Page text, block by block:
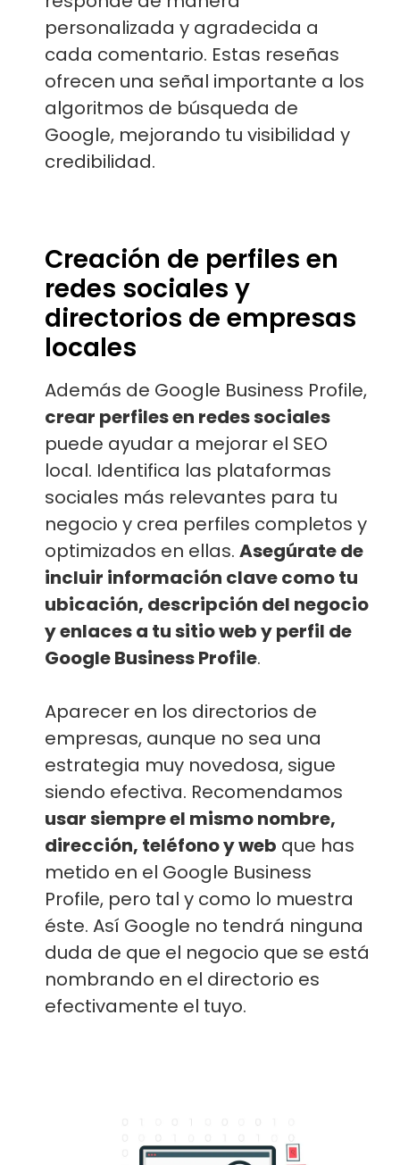
personalizada y agradecida a
cada comentario. Estas reseñas
ofrecen una señal importante a los
algoritmos de búsqueda de
Google, mejorando tu visibilidad y
credibilidad.
Creación de perfiles en
redes sociales y
directorios de empresas
locales
Además de Google Business Profile,
crear perfiles en redes sociales
puede ayudar a mejorar el SEO
local. Identifica las plataformas
sociales más relevantes para tu
negocio y crea perfiles completos y
optimizados en ellas. Asegúrate de
incluir información clave como tu
ubicación, descripción del negocio
y enlaces a tu sitio web y perfil de
Google Business Profile.
Aparecer en los directorios de
empresas, aunque no sea una
estrategia muy novedosa, sigue
siendo efectiva. Recomendamos
usar siempre el mismo nombre,
dirección, teléfono y web que has
metido en el Google Business
Profile, pero tal y como lo muestra
éste. Así Google no tendrá ninguna
duda de que el negocio que se está
nombrando en el directorio es
efectivamente el tuyo.